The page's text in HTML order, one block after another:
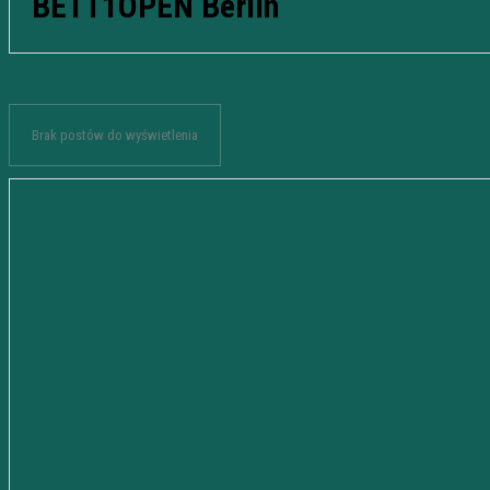
Brak postów do wyświetlenia